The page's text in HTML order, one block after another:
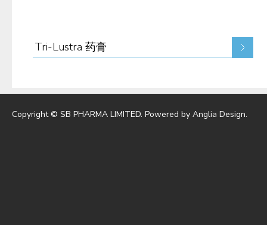
Tri-Lustra 药膏
Copyright © SB PHARMA LIMITED. Powered by Anglia Design.